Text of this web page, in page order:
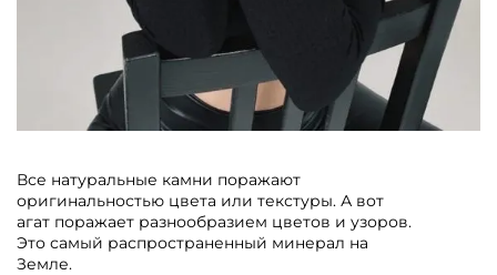
Все натуральные камни поражают
оригинальностью цвета или текстуры. А вот
агат поражает разнообразием цветов и узоров.
Это самый распространенный минерал на
Земле.